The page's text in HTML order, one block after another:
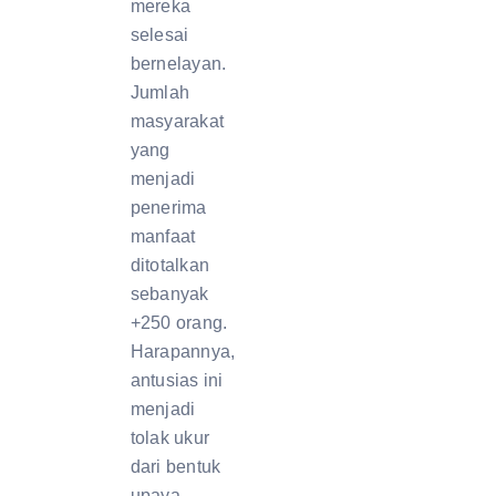
mereka
selesai
bernelayan.
Jumlah
masyarakat
yang
menjadi
penerima
manfaat
ditotalkan
sebanyak
+250 orang.
Harapannya,
antusias ini
menjadi
tolak ukur
dari bentuk